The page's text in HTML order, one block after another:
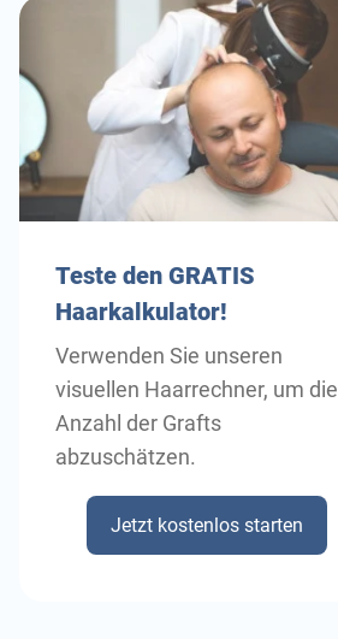
Testeden GRATIS
Haarkalkulator!
Verwenden Sie unseren
visuellen Haarrechner, um die
Anzahl der Grafts
abzuschätzen.
Jetzt kostenlos starten